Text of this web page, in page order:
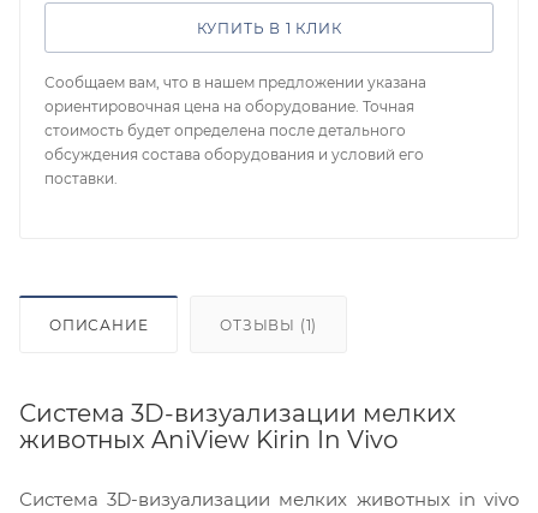
КУПИТЬ В 1 КЛИК
Сообщаем вам, что в нашем предложении указана
ориентировочная цена на оборудование. Точная
стоимость будет определена после детального
обсуждения состава оборудования и условий его
поставки.
ОПИСАНИЕ ОТЗЫВЫ (1)
Система 3D-визуализации мелких
животных AniView Kirin In Vivo
Система 3D-визуализации мелких животных in vivo